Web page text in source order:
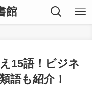
館
15語！ビジネ
語も紹介！